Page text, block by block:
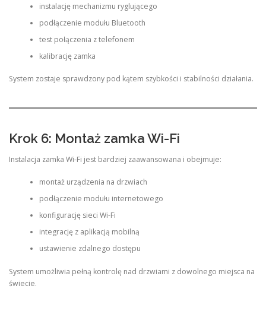
instalację mechanizmu ryglującego
podłączenie modułu Bluetooth
test połączenia z telefonem
kalibrację zamka
System zostaje sprawdzony pod kątem szybkości i stabilności działania.
Krok 6: Montaż zamka Wi-Fi
Instalacja zamka Wi-Fi jest bardziej zaawansowana i obejmuje:
montaż urządzenia na drzwiach
podłączenie modułu internetowego
konfigurację sieci Wi-Fi
integrację z aplikacją mobilną
ustawienie zdalnego dostępu
System umożliwia pełną kontrolę nad drzwiami z dowolnego miejsca na
świecie.